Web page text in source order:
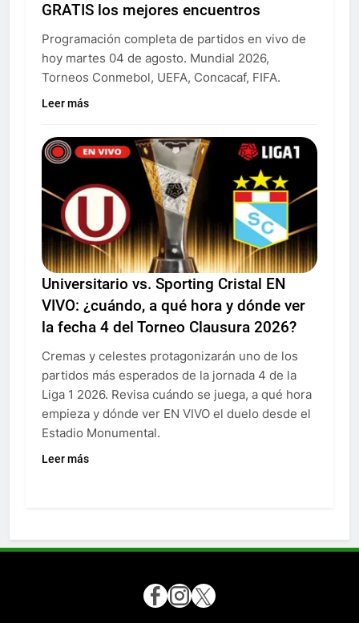
GRATIS los mejores encuentros
Programación completa de partidos en vivo de
hoy martes 04 de agosto. Mundial 2026,
Torneos Conmebol, UEFA, Concacaf, FIFA.
Leer más
Universitario vs. Sporting Cristal EN
VIVO: ¿cuándo, a qué hora y dónde ver
la fecha 4 del Torneo Clausura 2026?
Cremas y celestes protagonizarán uno de los
partidos más esperados de la jornada 4 de la
Liga 1 2026. Revisa cuándo se juega, a qué hora
empieza y dónde ver EN VIVO el duelo desde el
Estadio Monumental.
Leer más